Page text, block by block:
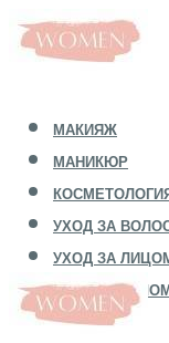
МАКИЯЖ
МАНИКЮР
УХОД ЗА
УХОД ЗА
УХОД ЗА